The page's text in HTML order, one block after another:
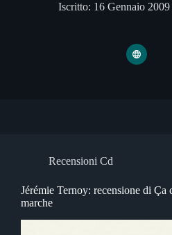
Iscritto: 16 Gennaio 2009
Recensioni Cd
Jérémie Ternoy: recensione di Ça
marche